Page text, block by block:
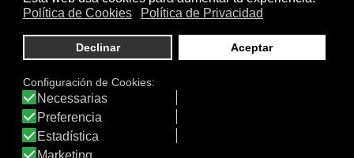
grano, por ejemplo- pero no puedes olvidarte nunca de
Ayudar con las ojeras
Si por la noche no eliminas el maquillaje acumulado de
la zona del contorno del ojo, la zona se puede ir
oscureciendo. Las ojeras no son un efecto sólo de tener
la piel poco hidratada, pero mantener un buen cuidado
de ésta zona te ayudará a que no empeoren y a